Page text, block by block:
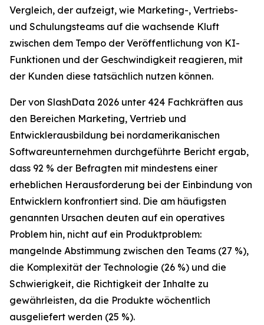
Vergleich, der aufzeigt, wie Marketing-, Vertriebs-
und Schulungsteams auf die wachsende Kluft
zwischen dem Tempo der Veröffentlichung von KI-
Funktionen und der Geschwindigkeit reagieren, mit
der Kunden diese tatsächlich nutzen können.
Der von SlashData 2026 unter 424 Fachkräften aus
den Bereichen Marketing, Vertrieb und
Entwicklerausbildung bei nordamerikanischen
Softwareunternehmen durchgeführte Bericht ergab,
dass 92 % der Befragten mit mindestens einer
erheblichen Herausforderung bei der Einbindung von
Entwicklern konfrontiert sind. Die am häufigsten
genannten Ursachen deuten auf ein operatives
Problem hin, nicht auf ein Produktproblem:
mangelnde Abstimmung zwischen den Teams (27 %),
die Komplexität der Technologie (26 %) und die
Schwierigkeit, die Richtigkeit der Inhalte zu
gewährleisten, da die Produkte wöchentlich
ausgeliefert werden (25 %).